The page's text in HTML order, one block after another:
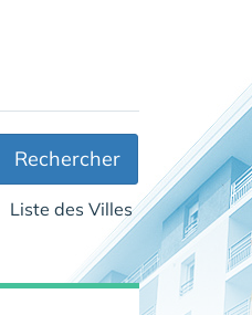
Rechercher
Liste des Villes